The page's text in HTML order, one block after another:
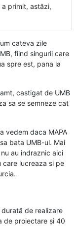
primit, astăzi,
cateva zile
fiind singurii care
spre est, pana la
castigat de UMB
sa se semneze cat
vedem daca MAPA
bata UMB-ul. Mai
au indraznic aici
care lucreaza si pe
de realizare
de proiectare și 40